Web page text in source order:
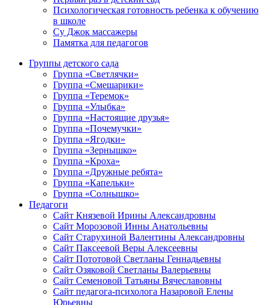
Психологическая готовность ребенка к обучению
в школе
Су Джок массажеры
Памятка для педагогов
Группы детского сада
Группа «Светлячки»
Группа «Смешарики»
Группа «Теремок»
Группа «Улыбка»
Группа «Настоящие друзья»
Группа «Почемучки»
Группа «Ягодки»
Группа «Зернышко»
Группа «Кроха»
Группа «Дружные ребята»
Группа «Капельки»
Группа «Солнышко»
Педагоги
Сайт Князевой Ирины Александровны
Сайт Морозовой Инны Анатольевны
Сайт Старухиной Валентины Александровны
Сайт Паксеевой Веры Алексеевны
Сайт Пототовой Светланы Геннадьевны
Сайт Озяковой Светланы Валерьевны
Сайт Семеновой Татьяны Вячеславовны
Сайт педагога-психолога Назаровой Елены
Юрьевны